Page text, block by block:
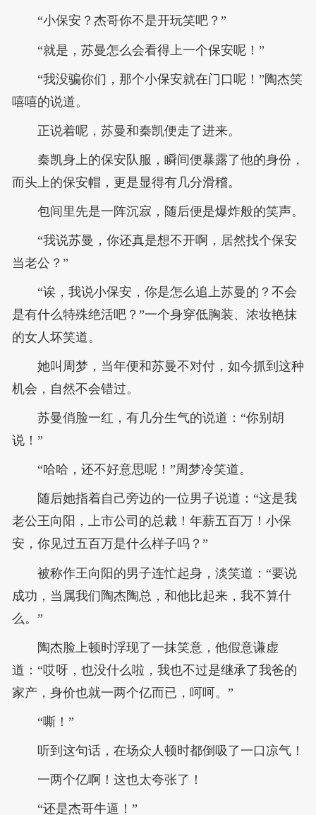
“小保安？杰哥你不是开玩笑吧？”
“就是，苏曼怎么会看得上一个保安呢！”
“我没骗你们，那个小保安就在门口呢！”陶杰笑
嘻嘻的说道。
正说着呢，苏曼和秦凯便走了进来。
秦凯身上的保安队服，瞬间便暴露了他的身份，
而头上的保安帽，更是显得有几分滑稽。
包间里先是一阵沉寂，随后便是爆炸般的笑声。
“我说苏曼，你还真是想不开啊，居然找个保安
当老公？”
“诶，我说小保安，你是怎么追上苏曼的？不会
是有什么特殊绝活吧？”一个身穿低胸装、浓妆艳抹
的女人坏笑道。
她叫周梦，当年便和苏曼不对付，如今抓到这种
机会，自然不会错过。
苏曼俏脸一红，有几分生气的说道：“你别胡
说！”
“哈哈，还不好意思呢！”周梦冷笑道。
随后她指着自己旁边的一位男子说道：“这是我
老公王向阳，上市公司的总裁！年薪五百万！小保
安，你见过五百万是什么样子吗？”
被称作王向阳的男子连忙起身，淡笑道：“要说
成功，当属我们陶杰陶总，和他比起来，我不算什
么。”
陶杰脸上顿时浮现了一抹笑意，他假意谦虚
道：“哎呀，也没什么啦，我也不过是继承了我爸的
家产，身价也就一两个亿而已，呵呵。”
“嘶！”
听到这句话，在场众人顿时都倒吸了一口凉气！
一两个亿啊！这也太夸张了！
“还是杰哥牛逼！”